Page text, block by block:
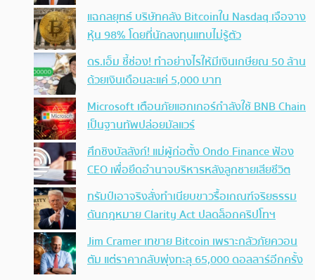
แฉกลยุทธ์ บริษัทคลัง Bitcoinใน Nasdaq เจือจาง
หุ้น 98% โดยที่นักลงทุนแทบไม่รู้ตัว
ดร.เอ็ม ชี้ช่อง! ทำอย่างไรให้มีเงินเกษียณ 50 ล้าน
ด้วยเงินเดือนละแค่ 5,000 บาท
Microsoft เตือนภัยแฮกเกอร์กำลังใช้ BNB Chain
เป็นฐานทัพปล่อยมัลแวร์
ศึกชิงบัลลังก์! แม่ผู้ก่อตั้ง Ondo Finance ฟ้อง
CEO เพื่อยึดอำนาจบริหารหลังลูกชายเสียชีวิต
ทรัมป์เอาจริง สั่งทำเนียบขาวรื้อเกณฑ์จริยธรรม
ดันกฎหมาย Clarity Act ปลดล็อกคริปโทฯ
Jim Cramer เทขาย Bitcoin เพราะกลัวภัยควอน
ตัม แต่ราคากลับพุ่งทะลุ 65,000 ดอลลาร์อีกครั้ง